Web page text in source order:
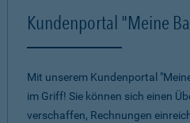
Kundenportal "Meine
Mit unserem Kundenportal
im Griff! Sie können sich einen
verschaffen, Rechnungen